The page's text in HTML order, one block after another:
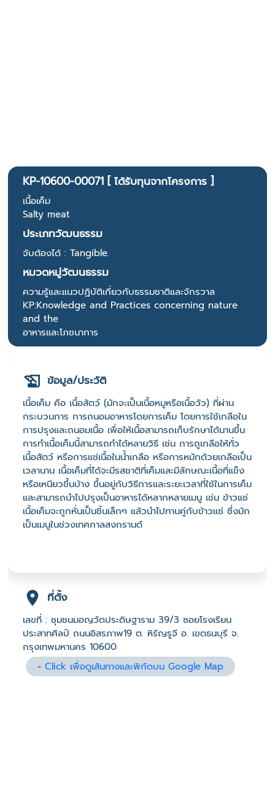
KP-10600-00071 [ ได้รับทุนจากโครงการ ]
เนื้อเค็ม
Salty meat
ประเภทวัฒนธรรม
จับต้องได้ : Tangible.
หมวดหมู่วัฒนธรรม
ความรู้และแนวปฏิบัติเกี่ยวกับธรรมชาติและจักรวาล
KP:Knowledge and Practices concerning nature
and the
อาหารและโภชนาการ
ข้อมูล/ประวัติ
เนื้อเค็ม คือ เนื้อสัตว์ (มักจะเป็นเนื้อหมูหรือเนื้อวัว) ที่ผ่าน
กระบวนการ การถนอมอาหารโดยการเค็ม โดยการใช้เกลือใน
การปรุงและถนอมเนื้อ เพื่อให้เนื้อสามารถเก็บรักษาได้นานขึ้น
การทำเนื้อเค็มนี้สามารถทำได้หลายวิธี เช่น การถูเกลือให้ทั่ว
เนื้อสัตว์ หรือการแช่เนื้อในน้ำเกลือ หรือการหมักด้วยเกลือเป็น
เวลานาน เนื้อเค็มที่ได้จะมีรสชาติที่เค็มและมีลักษณะเนื้อที่แข็ง
หรือเหนียวขึ้นบ้าง ขึ้นอยู่กับวิธีการและระยะเวลาที่ใช้ในการเค็ม
และสามารถนำไปปรุงเป็นอาหารได้หลากหลายเมนู เช่น ข้าวแช่
เนื้อเค็มจะถูกหั่นเป็นชิ้นเล็กๆ แล้วนำไปทานคู่กับข้าวแช่ ซึ่งมัก
เป็นเมนูในช่วงเทศกาลสงกรานต์
ที่ตั้ง
เลขที่ : ชุมชนมอญวัดประดิษฐาราม 39/3 ซอยโรงเรียน
ประสาทศิลป์ ถนนอิสรภาพ19 ต. หิรัญรูจี อ. เขตธนบุรี จ.
กรุงเทพมหานคร 10600
-Click เพื่อดูเส้นทางและพิกัดบน Google Map